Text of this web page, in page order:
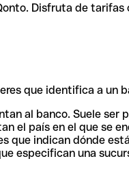
Disfruta de
que identifica a un
al banco. Suele ser
el país en el que se
que indican dónde
especifican una